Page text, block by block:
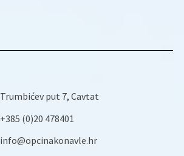
Trumbićev put 7, Cavtat
+385 (0)20 478401
info@opcinakonavle.hr